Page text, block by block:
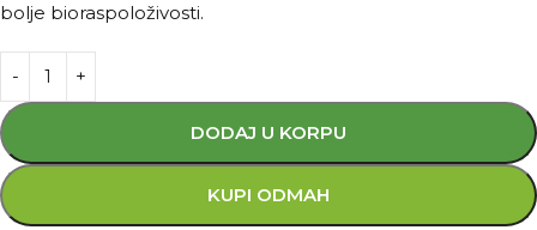
bolje bioraspoloživosti.
DODAJ U KORPU
KUPI ODMAH